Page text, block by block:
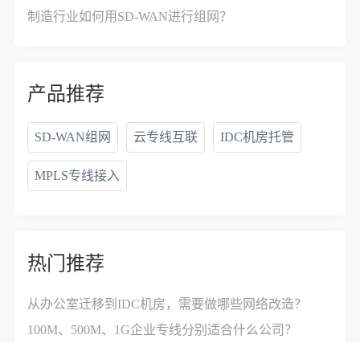
制造行业如何用SD-WAN进行组网？
产品推荐
SD-WAN组网 云专线互联 IDC机房托管
MPLS专线接入
热门推荐
从办公室迁移到IDC机房，需要做哪些网络改造？
100M、500M、1G企业专线分别适合什么公司？